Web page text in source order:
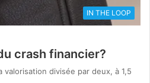
IN THE LOOP
crash financier?
valorisation divisée par deux, à 1,5